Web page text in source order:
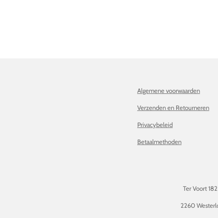
Algemene voorwaarden
Verzenden en Retourneren
Privacybeleid
Betaalmethoden
Ter Voort 182
2260